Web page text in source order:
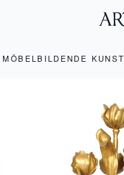
MÖBELBILDENDE KUNST